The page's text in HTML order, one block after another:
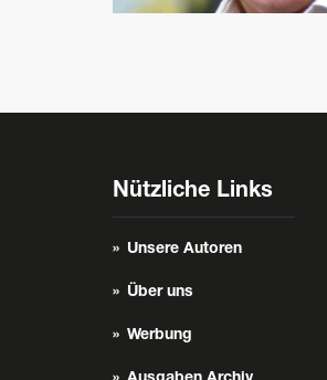
Nützliche Links
Unsere Autoren
Über uns
Werbung